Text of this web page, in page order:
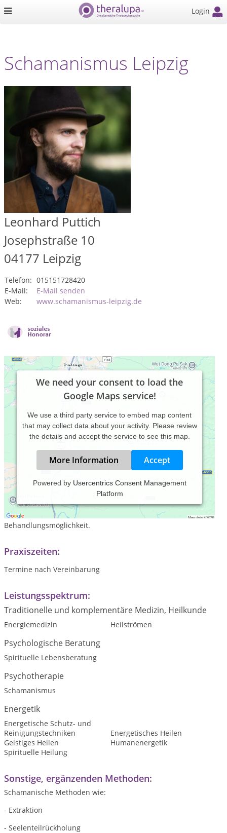
Login
Schamanismus Leipzig
Leonhard Puttich
Josephstraße 10
04177 Leipzig
Telefon: 015151728420
E-Mail:
E-Mail senden
Web:
www.schamanismus-leipzig.de
We need your consent to load the
Google Maps service!
We use a third party service to embed map content
that may collect data about your activity. Please review
the details and accept the service to see this map.
More Information Accept
Powered by Usercentrics Consent Management
Platform
Ich biete schamanische Behandlungen bei körperlichen und
geistigen Krankheiten an.
Die Schwere der Krankheit hat keinen Einfluss auf die
Behandlungsmöglichkeit.
Praxiszeiten:
Termine nach Vereinbarung
Leistungsspektrum:
Traditionelle und komplementäre Medizin, Heilkunde
Energiemedizin Heilströmen
Psychologische Beratung
Spirituelle Lebensberatung
Psychotherapie
Schamanismus
Energetik
Energetische Schutz- und
Reinigungstechniken
Energetisches Heilen
Geistiges Heilen
Humanenergetik
Spirituelle Heilung
Sonstige, ergänzenden Methoden:
Schamanische Methoden wie:
- Extraktion
- Seelenteilrückholung